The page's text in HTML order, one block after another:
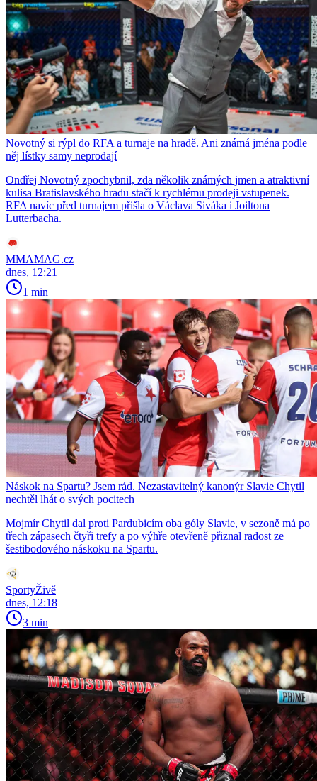
Novotný si rýpl do RFA a turnaje na hradě. Ani známá jména podle
něj lístky samy neprodají
Ondřej Novotný zpochybnil, zda několik známých jmen a atraktivní
kulisa Bratislavského hradu stačí k rychlému prodeji vstupenek.
RFA navíc před turnajem přišla o Václava Siváka i Joiltona
Lutterbacha.
MMAMAG.cz
dnes, 12:21
1 min
Náskok na Spartu? Jsem rád. Nezastavitelný kanonýr Slavie Chytil
nechtěl lhát o svých pocitech
Mojmír Chytil dal proti Pardubicím oba góly Slavie, v sezoně má po
třech zápasech čtyři trefy a po výhře otevřeně přiznal radost ze
šestibodového náskoku na Spartu.
SportyŽivě
dnes, 12:18
3 min